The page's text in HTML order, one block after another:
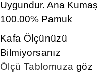
Uygundur. Ana Kumaş
100.00% Pamuk
Kafa Ölçünüzü
Bilmiyorsanız
Ölçü Tablomuza göz